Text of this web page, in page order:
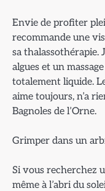
Envie de profiter
recommande une
sa thalassothérapie.
algues et un
totalement liquide.
aime toujours, n’a
Bagnoles de l’Orne.
Grimper dans un
Si vous recherchez
même à l’abri du